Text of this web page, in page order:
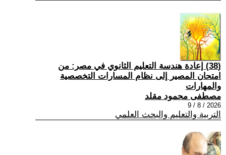
(38) إعادة هندسة التعليم الثانوي في مصر: من
امتحان المصير إلى نظام المسارات التخصصية
والمهارات
مصطفى محمود مقلد
2026 / 8 / 9
التربية والتعليم والبحث العلمي